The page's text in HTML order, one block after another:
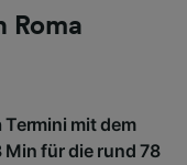
Roma
Termini mit dem
für die rund 78